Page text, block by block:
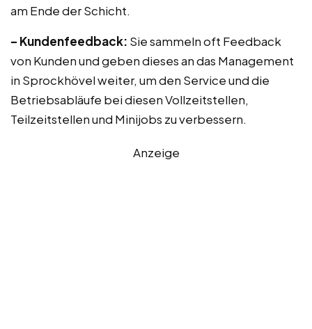
am Ende der Schicht.
– Kundenfeedback: Sie sammeln oft Feedback
von Kunden und geben dieses an das Management
in Sprockhövel weiter, um den Service und die
Betriebsabläufe bei diesen Vollzeitstellen,
Teilzeitstellen und Minijobs zu verbessern.
Anzeige